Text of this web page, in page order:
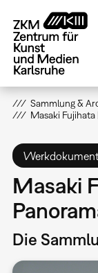
zum
Inhalt
Sammlung &
Masaki Fujihata
Masaki
Die